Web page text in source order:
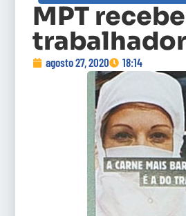
MPT
agosto 27, 2020 18:14